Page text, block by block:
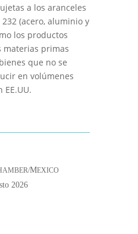
a los aranceles
(acero, aluminio y
los productos
materias primas
que no se
en volúmenes
EE.UU.
MEXICO
2026